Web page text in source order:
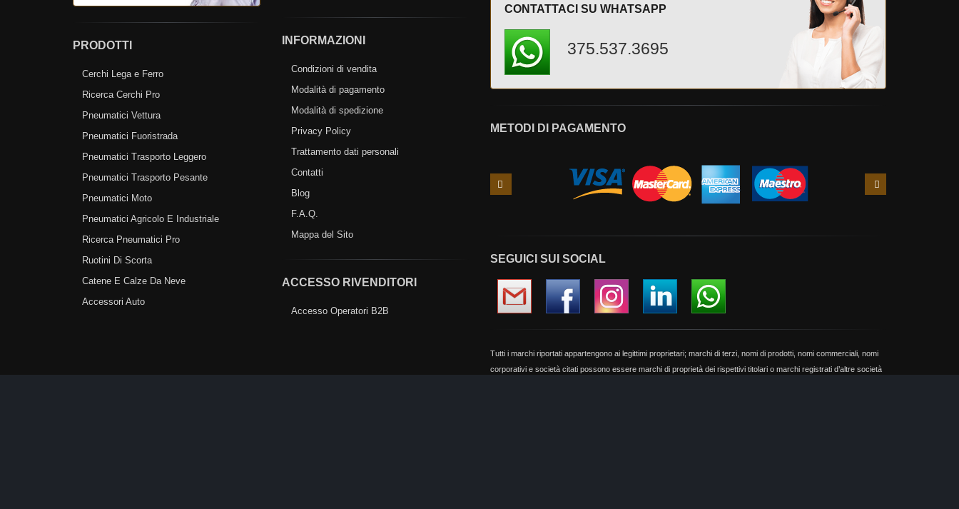
PRODOTTI
Cerchi Lega e Ferro
Ricerca Cerchi Pro
Pneumatici Vettura
Pneumatici Fuoristrada
Pneumatici Trasporto Leggero
Pneumatici Trasporto Pesante
Pneumatici Moto
Pneumatici Agricolo E Industriale
Ricerca Pneumatici Pro
Ruotini Di Scorta
Catene E Calze Da Neve
Accessori Auto
INFORMAZIONI
Condizioni di vendita
Modalità di pagamento
Modalità di spedizione
Privacy Policy
Trattamento dati personali
Contatti
Blog
F.A.Q.
Mappa del Sito
ACCESSO RIVENDITORI
Accesso Operatori B2B
CONTATTACI SU WHATSAPP
375.537.3695
METODI DI PAGAMENTO
Slide
SEGUICI SUI SOCIAL
Tutti i marchi riportati appartengono ai legittimi proprietari; marchi di terzi, nomi di prodotti, nomi commerciali, nomi
corporativi e società citati possono essere marchi di proprietà dei rispettivi titolari o marchi registrati d’altre società